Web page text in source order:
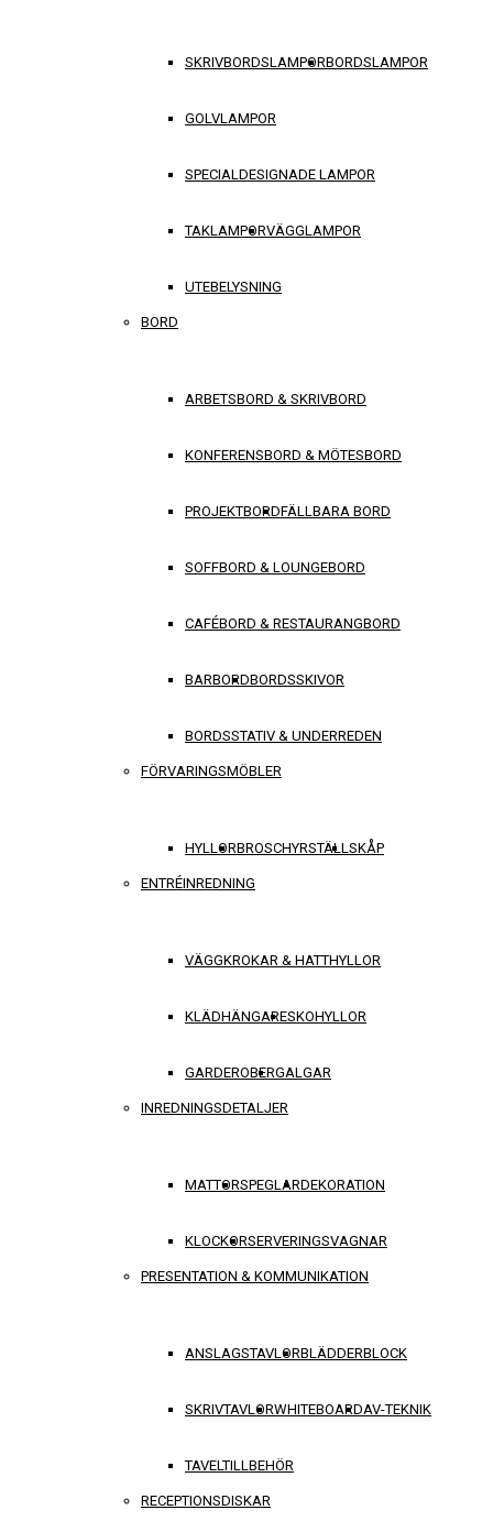
SKRIVBORDSLAMPORBORDSLAMPOR
GOLVLAMPOR
SPECIALDESIGNADE LAMPOR
TAKLAMPORVÄGGLAMPOR
UTEBELYSNING
BORD
ARBETSBORD & SKRIVBORD
KONFERENSBORD & MÖTESBORD
PROJEKTBORDFÄLLBARA BORD
SOFFBORD & LOUNGEBORD
CAFÉBORD & RESTAURANGBORD
BARBORDBORDSSKIVOR
BORDSSTATIV & UNDERREDEN
FÖRVARINGSMÖBLER
HYLLORBROSCHYRSTÄLLSKÅP
ENTRÉINREDNING
VÄGGKROKAR & HATTHYLLOR
KLÄDHÄNGARESKOHYLLOR
GARDEROBERGALGAR
INREDNINGSDETALJER
MATTORSPEGLARDEKORATION
KLOCKORSERVERINGSVAGNAR
PRESENTATION & KOMMUNIKATION
ANSLAGSTAVLORBLÄDDERBLOCK
SKRIVTAVLORWHITEBOARDAV-TEKNIK
TAVELTILLBEHÖR
RECEPTIONSDISKAR